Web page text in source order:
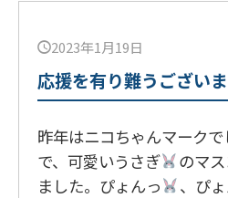
2023年1月19日
応援を有り難うござい
昨年はニコちゃんマーク
で、可愛いうさぎ
のマ
ました。ぴょんっ
、ぴ